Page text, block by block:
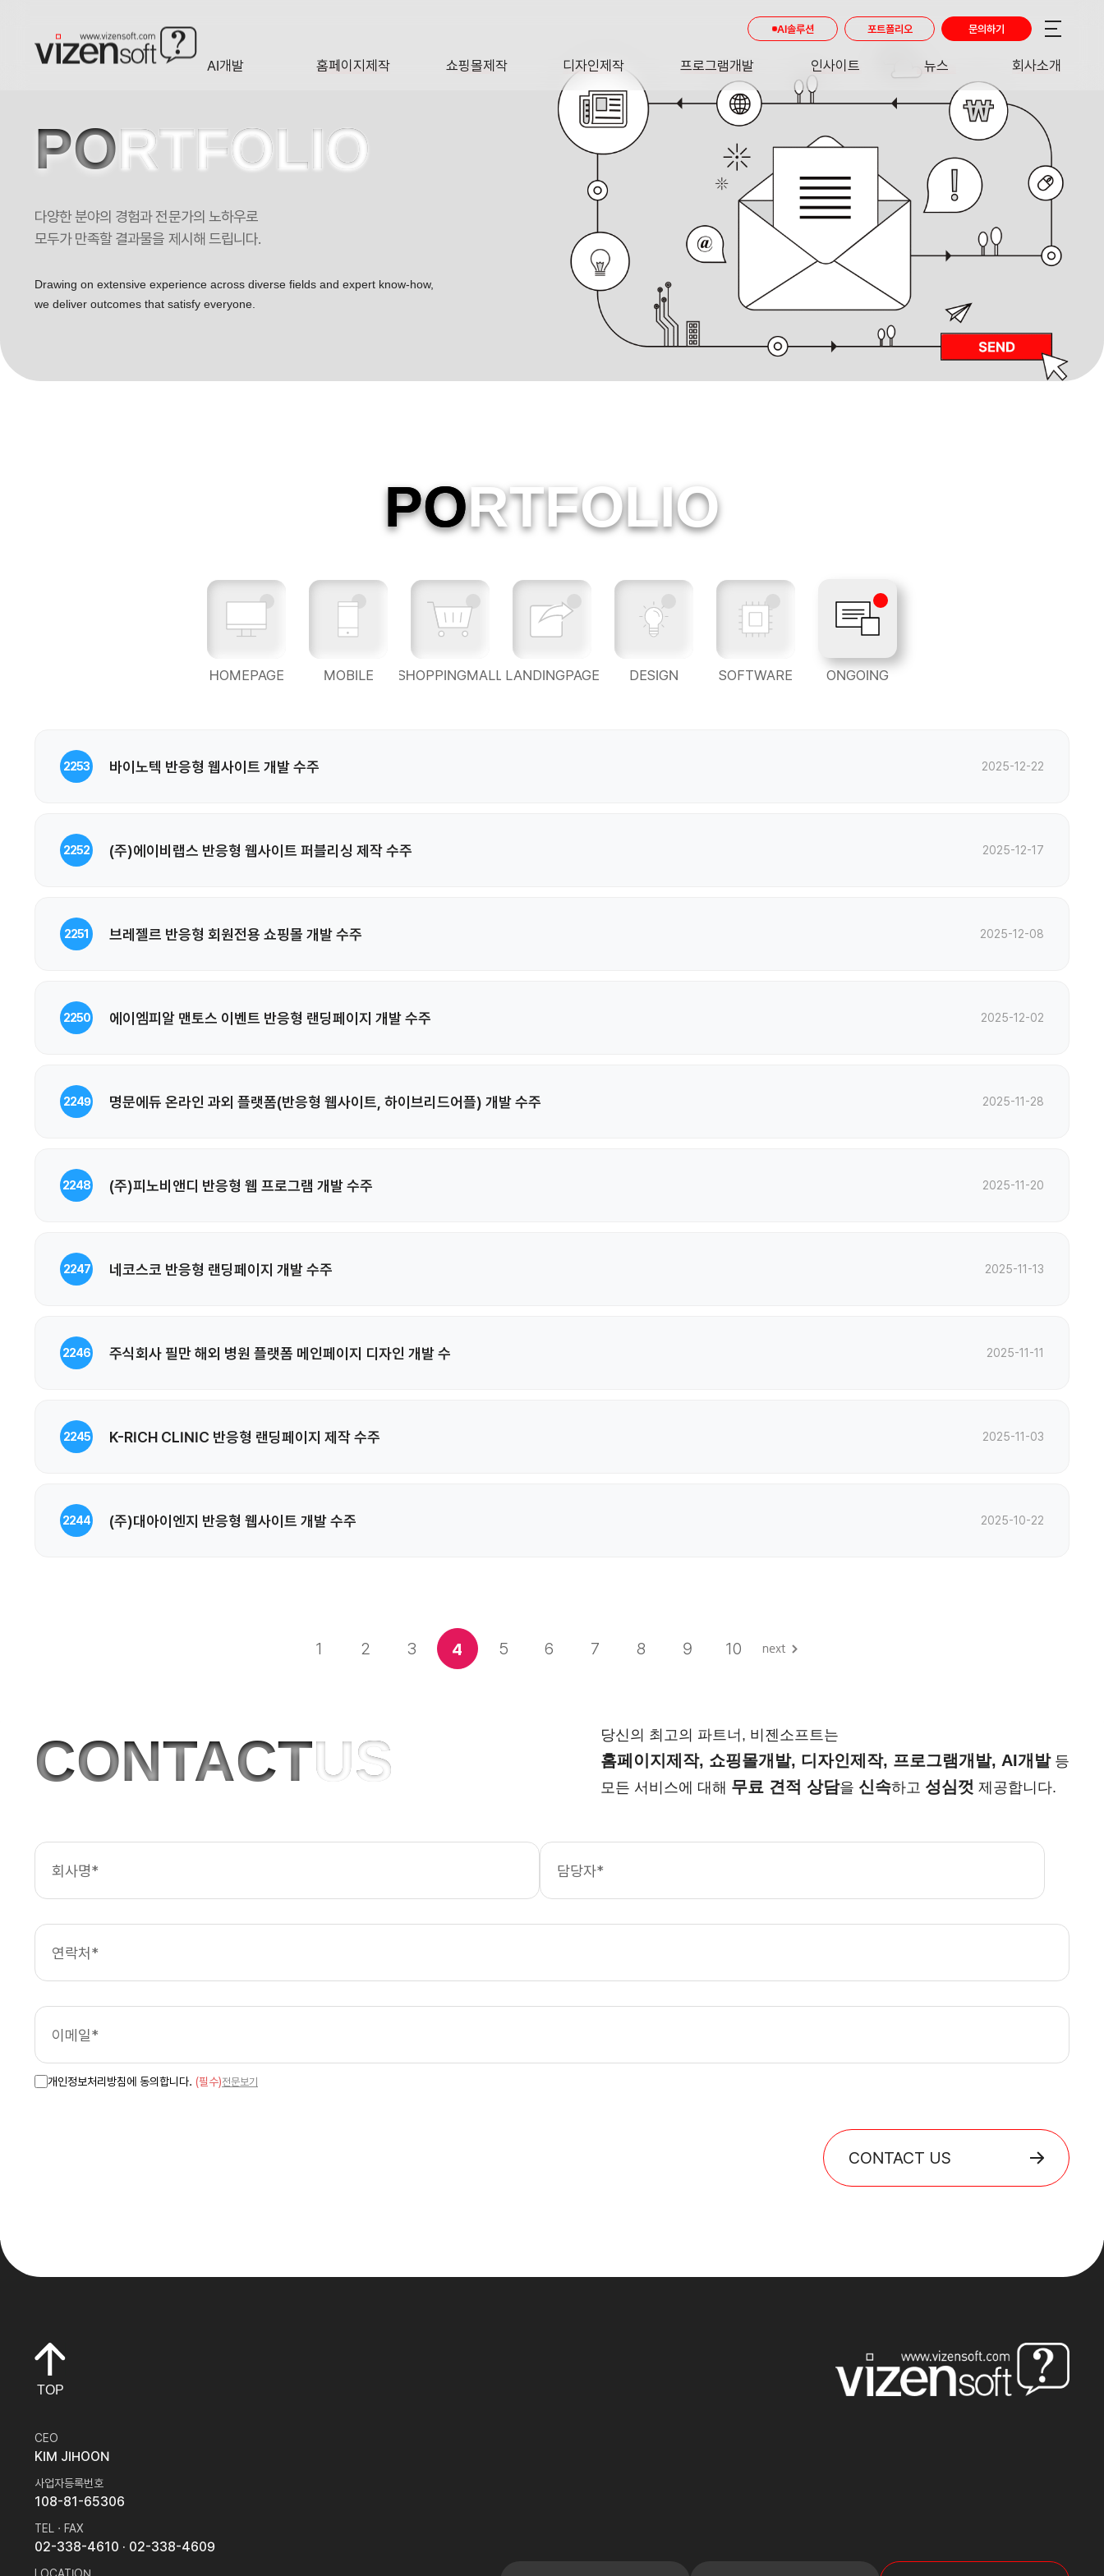
AI개발 홈페이지제작 쇼핑몰제작 디자인제작
DESIGN
프로그램개발
SOFTWARE
인사이트
INSIGHT
뉴스
NEWS
회사소개
AI솔루션 포트폴리오 문의하기
PORTFOLIO
다양한 분야의 경험과 전문가의 노하우로
모두가 만족할 결과물을 제시해 드립니다.
Drawing on extensive experience across diverse fields and expert know-how,
we deliver outcomes that satisfy everyone.
PORTFOLIO
HOMEPAGE MOBILE SHOPPINGMALL LANDINGPAGE DESIGN SOFTWARE ONGOING
2253 바이노텍 반응형 웹사이트 개발 수주 2025-12-22
2252 (주)에이비랩스 반응형 웹사이트 퍼블리싱 제작 수주 2025-12-17
2251 브레젤르 반응형 회원전용 쇼핑몰 개발 수주 2025-12-08
2250 에이엠피알 맨토스 이벤트 반응형 랜딩페이지 개발 수주 2025-12-02
2249 명문에듀 온라인 과외 플랫폼(반응형 웹사이트, 하이브리드어플) 개발 수주 2025-11-28
2248 (주)피노비앤디 반응형 웹 프로그램 개발 수주 2025-11-20
2247 네코스코 반응형 랜딩페이지 개발 수주 2025-11-13
2246 주식회사 필만 해외 병원 플랫폼 메인페이지 디자인 개발 수 2025-11-11
2245 K-RICH CLINIC 반응형 랜딩페이지 제작 수주 2025-11-03
2244 (주)대아이엔지 반응형 웹사이트 개발 수주 2025-10-22
1 2 3 4 5 6 7 8 9 10
CONTACTUS 당신의 최고의 파트너, 비젠소프트는
홈페이지제작, 쇼핑몰개발, 디자인제작, 프로그램개발, AI개발등
모든 서비스에 대해 무료 견적 상담을 신속하고 성심껏 제공합니다.
개인정보처리방침에 동의합니다. (필수)전문보기
CONTACT US
TOP
CEO
KIM JIHOON
사업자등록번호
108-81-65306
TEL · FAX
02-338-4610 · 02-338-4609